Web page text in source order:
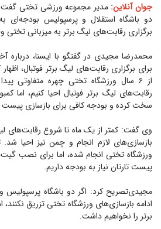
جوان آنلاین: مدیر مجموعه ورزشی تختی گفت:
دو باشگاه استقلال و پرسپولیس بودجه‌ای
برگزاری رقابت‌های لیگ برتر به میزبانی تختی
محمدرضا مجیدی در گفتگو با ایسنا،
برای برگزاری رقابت‌های لیگ برتر فوتبال،
از ۶ سال ورزشگاه تختی چهره متفاوتی
رقابت‌های لیگ برتر فوتبال احیا کنیم، اما
سخت کرده و بودجه کافی برای بازسازی پیست
وی گفت: کمتر از یک ماه تا شروع رقابت‌های
بازسازی‌های لازم انجام و چمن نیز احیا شد.
ورزشگاه تختی انجام شده، اما برای نصب
پیست تارتان نیاز به بودجه داریم.
مجیدی‌تصریح کرد: اگر دو باشگاه پرسپولیس و
ادامه بازسازی‌های ورزشگاه تختی تزریق
برتر را نخواهیم داشت.